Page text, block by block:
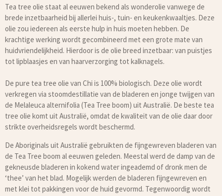
Tea tree olie staat al eeuwen bekend als wonderolie vanwege de
brede inzetbaarheid bij allerlei huis-, tuin- en keukenkwaaltjes. Deze
olie zou iedereen als eerste hulp in huis moeten hebben. De
krachtige werking wordt gecombineerd met een grote mate van
huidvriendelijkheid. Hierdoor is de olie breed inzetbaar: van puistjes
tot lipblaasjes en van haarverzorging tot kalknagels.
De pure tea tree olie van Chi is 100% biologisch. Deze olie wordt
verkregen via stoomdestillatie van de bladeren en jonge twijgen van
de Melaleuca alternifolia (Tea Tree boom) uit Australië. De beste tea
tree olie komt uit Australië, omdat de kwaliteit van de olie daar door
strikte overheidsregels wordt beschermd.
De Aboriginals uit Australië gebruikten de fijngewreven bladeren van
de Tea Tree boom al eeuwen geleden. Meestal werd de damp van de
gekneusde bladeren in kokend water ingeademd of dronk men de
‘thee’ van het blad. Mogelijk werden de bladeren fijngewreven en
met klei tot pakkingen voor de huid gevormd. Tegenwoordig wordt